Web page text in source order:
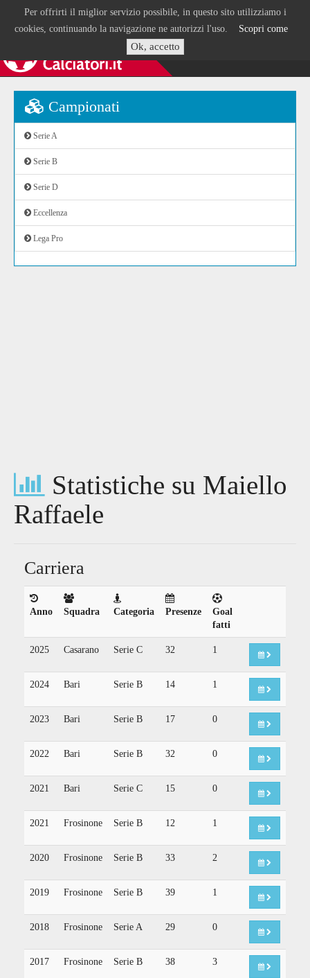
Per offrirti il miglior servizio possibile, in questo sito utilizziamo i
cookies, continuando la navigazione ne autorizzi l'uso. Scopri come
Ok, accetto
Campionati
Serie A
Serie B
Serie D
Eccellenza
Lega Pro
Statistiche su Maiello
Raffaele
Carriera
Anno Squadra Categoria Presenze
Goal
fatti
2025 Casarano Serie C 32 1
2024 Bari Serie B 14 1
2023 Bari Serie B 17 0
2022 Bari Serie B 32 0
2021 Bari Serie C 15 0
2021 Frosinone Serie B 12 1
2020 Frosinone Serie B 33 2
2019 Frosinone Serie B 39 1
2018 Frosinone Serie A 29 0
2017 Frosinone Serie B 38 3